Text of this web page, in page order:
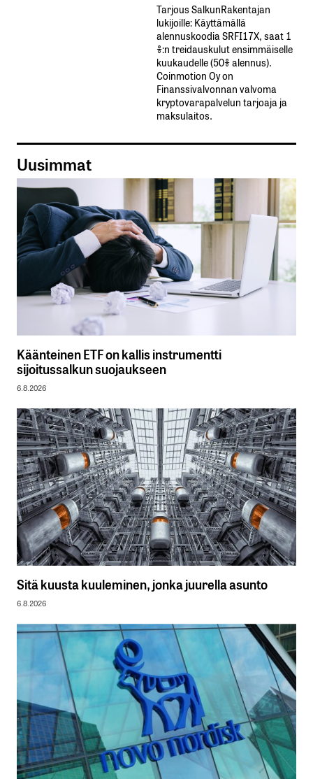
Tarjous SalkunRakentajan
lukijoille: Käyttämällä​ ​
alennuskoodia​ ​SRFI17X,​ ​saat​ ​1
%:n treidauskulut​ ​ensimmäiselle​ ​
kuukaudelle​ ​(50%​ ​alennus).
Coinmotion Oy on
Finanssivalvonnan valvoma
kryptovarapalvelun tarjoaja ja
maksulaitos.
Uusimmat
Käänteinen ETF on kallis instrumentti
sijoitussalkun suojaukseen
6.8.2026
Sitä kuusta kuuleminen, jonka juurella asunto
6.8.2026